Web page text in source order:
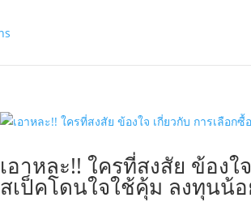
เอาหละ!! ใครที่สงสัย ข้อง
สเป็คโดนใจใช้คุ้ม ลงทุนน้อ